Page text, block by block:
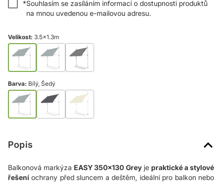
*Souhlasím se zasíláním informací o dostupnosti produktů
na mnou uvedenou e-mailovou adresu.
Velikost: 3.5x1.3m
Barva: Bílý, Šedý
Popis
Balkonová markýzaEASY 350x130 Greyje praktické a stylové
řešení ochrany před sluncem a deštěm, ideální pro balkon nebo